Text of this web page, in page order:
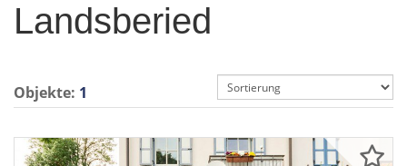
Landsberied
Objekte: 1